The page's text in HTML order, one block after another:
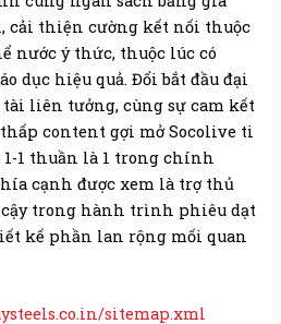
cải thiện cường kết nối thuộc
nước ý thức, thuộc lúc có
dục hiệu quả. Đổi bắt đầu đại
liên tưởng, cùng sự cam kết
content gợi mở Socolive ti
1 thuần là 1 trong chính
cạnh được xem là trợ thủ
trong hành trình phiêu dạt
kế phần lan rộng mối quan
sitemap.xml